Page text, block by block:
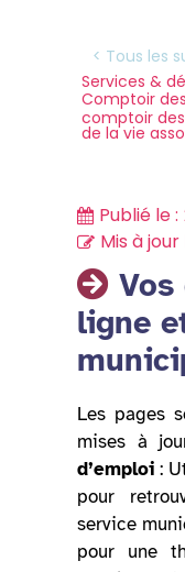
< Tous les
Services &
Comptoir
comptoir
de la vie
Publié le :
Mis à jour
Vos
ligne
Les pages
mises à
d’emploi :
pour
service
pour une